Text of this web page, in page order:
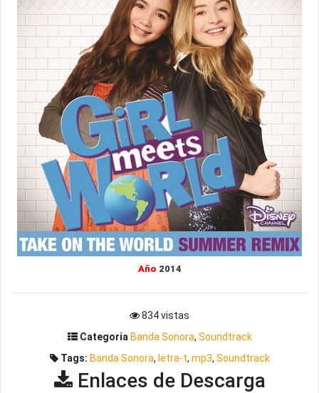
Año 2014
834 vistas
Categoria Banda Sonora, Soundtrack
Tags: Banda Sonora, letra-t, mp3, Soundtrack
Enlaces de Descarga